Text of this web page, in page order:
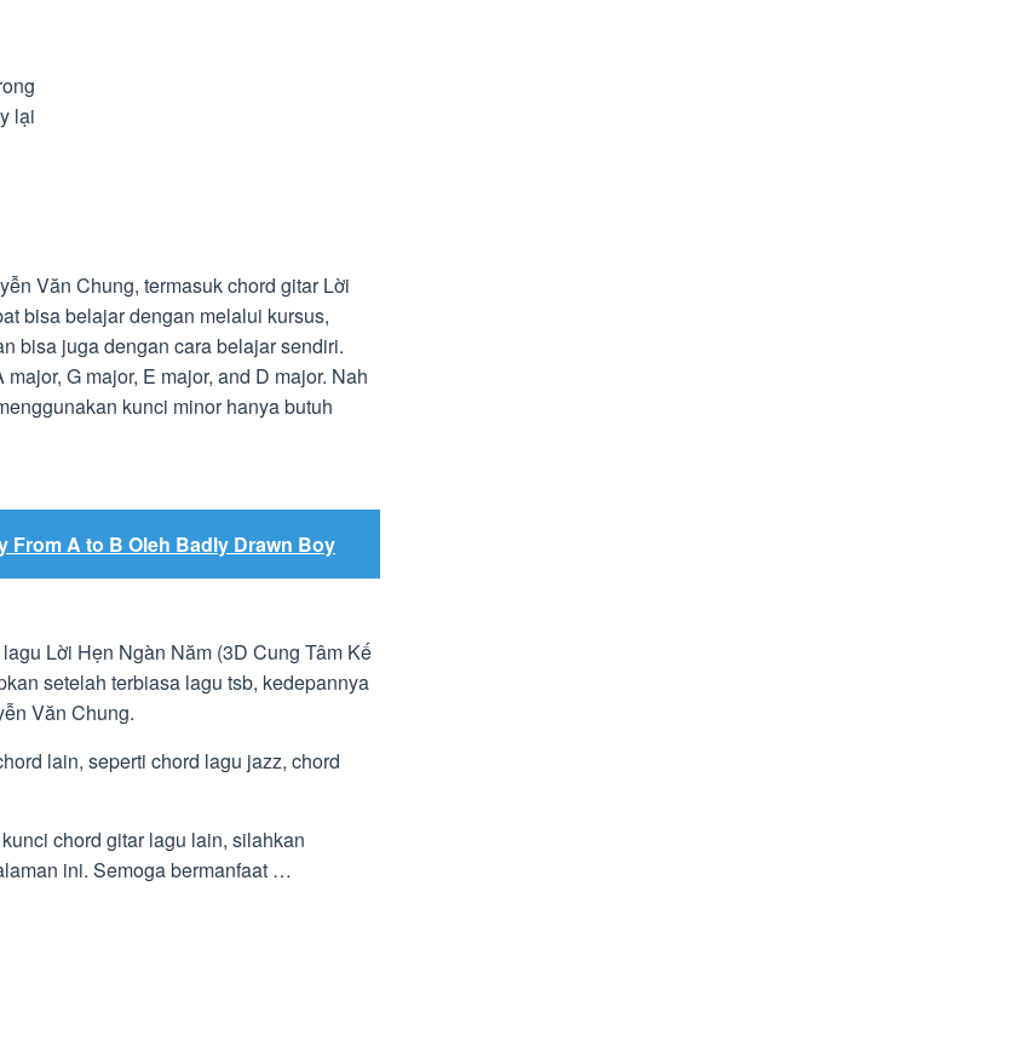
lại
Văn Chung, termasuk chord gitar Lời
bisa belajar dengan melalui kursus,
bisa juga dengan cara belajar sendiri.
G major, E major, and D major. Nah
kunci minor hanya butuh
From A to B Oleh Badly Drawn Boy
Lời Hẹn Ngàn Năm (3D Cung Tâm Kế
setelah terbiasa lagu tsb, kedepannya
Văn Chung.
lain, seperti chord lagu jazz, chord
chord gitar lagu lain, silahkan
ini. Semoga bermanfaat …